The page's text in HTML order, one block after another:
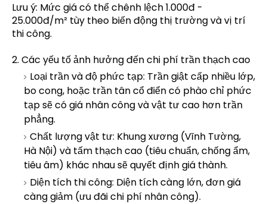
Lưu ý: Mức giá có thể chênh lệch 1.000đ -
25.000đ/m² tùy theo biến động thị trường và vị trí
thi công.
2. Các yếu tố ảnh hưởng đến chi phí trần thạch cao
Loại trần và độ phức tạp: Trần giật cấp nhiều lớp,
bo cong, hoặc trần tân cổ điển có phào chỉ phức
tạp sẽ có giá nhân công và vật tư cao hơn trần
phẳng.
Chất lượng vật tư: Khung xương (Vĩnh Tường,
Hà Nội) và tấm thạch cao (tiêu chuẩn, chống ẩm,
tiêu âm) khác nhau sẽ quyết định giá thành.
Diện tích thi công: Diện tích càng lớn, đơn giá
càng giảm (ưu đãi chi phí nhân công).